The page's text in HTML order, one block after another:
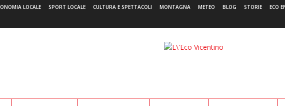
LOCALE SPORT LOCALE CULTURA E SPETTACOLI MONTAGNA METEO BLOG STORIE ECO
L'Eco